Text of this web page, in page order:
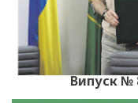
Випуск №